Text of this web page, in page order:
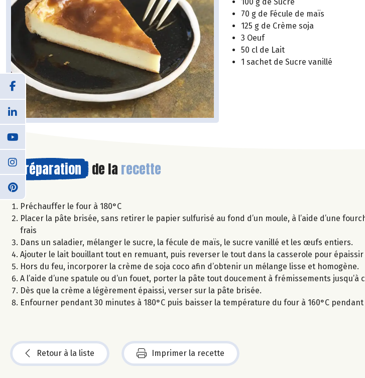
70 g de Fécule de maïs
125 g de Crème soja
3 Oeuf
50 cl de Lait
1 sachet de Sucre vanillé
Préparation de la recette
Préchauffer le four à 180°C
Placer la pâte brisée, sans retirer le papier sulfurisé au fond d’un moule, à l’aide d’une
frais
Dans un saladier, mélanger le sucre, la fécule de maïs, le sucre vanillé et les œufs entiers.
Ajouter le lait bouillant tout en remuant, puis reverser le tout dans la casserole pour
Hors du feu, incorporer la crème de soja coco afin d’obtenir un mélange lisse et homogène.
A l’aide d’une spatule ou d’un fouet, porter la pâte tout doucement à frémissements jusqu’à
Dès que la crème a légèrement épaissi, verser sur la pâte brisée.
Enfourner pendant 30 minutes à 180°C puis baisser la température du four à 160°C pendant
Retour à la liste Imprimer la recette